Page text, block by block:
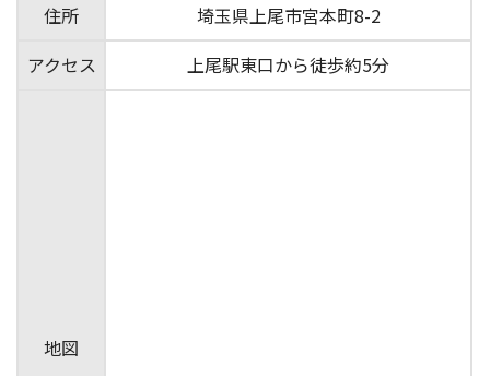
住所
埼玉県上尾市宮本町8-2
アクセス
上尾駅東口から徒歩約5分
地図